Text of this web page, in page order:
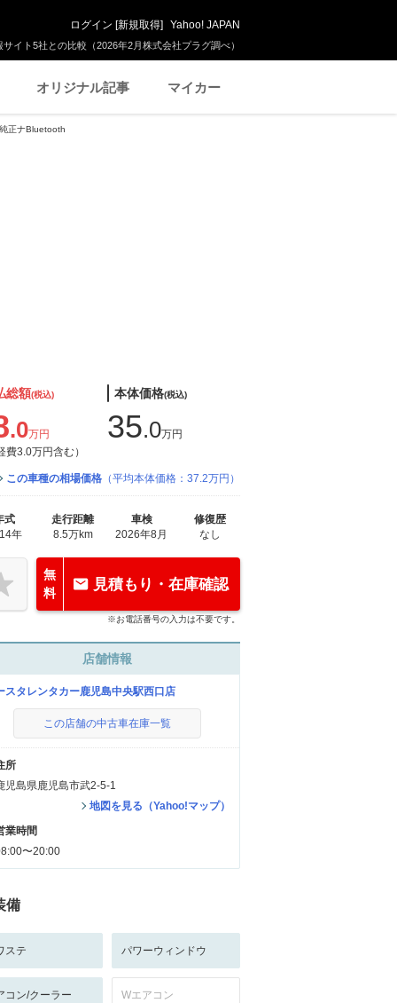
イト5社との比較（2026年2月株式会社プラグ調べ）
ログイン [新規取得] Yahoo! JAPAN
オリジナル記事 マイカー
正ナBluetooth
総額(税込)
.0万円
費3.0万円含む）
本体価格(税込)
35.0万円
この車種の相場価格 （平均本体価格：37.2万円）
式
年
走行距離
8.5万km
車検
2026年8月
修復歴
なし
無
料
見積もり・在庫確認
※お電話番号の入力は不要です。
店舗情報
スタレンタカー鹿児島中央駅西口店
この店舗の中古車在庫一覧
所
児島県鹿児島市武2-5-1
地図を見る（Yahoo!マップ）
業時間
〜20:00
備
ステ パワーウィンドウ
コン/クーラー Wエアコン